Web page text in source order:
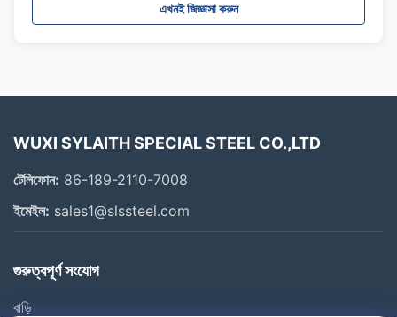
এখনই জিজ্ঞাসা করুন
WUXI SYLAITH SPECIAL STEEL CO.,LTD
টেলিফোন: 86-189-2110-7008
ইমেইল: sales1@slssteel.com
গুরুত্বপূর্ণ সংযোগ
বাড়ি